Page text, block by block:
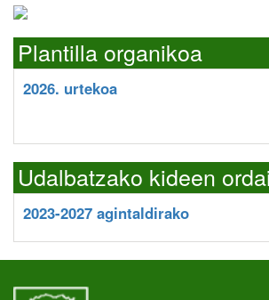
Plantilla organikoa
2026. urtekoa
Udalbatzako kideen
2023-2027 agintaldirako